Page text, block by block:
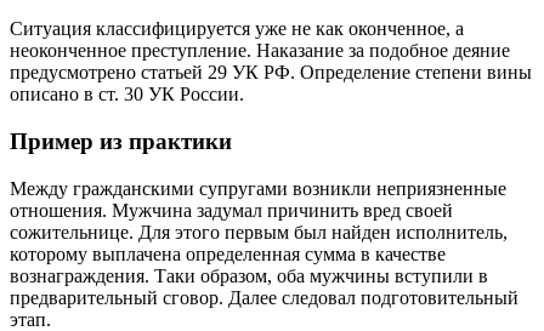
Ситуация классифицируется уже не как оконченное, а
неоконченное преступление. Наказание за подобное деяние
предусмотрено статьей 29 УК РФ. Определение степени вины
описано в ст. 30 УК России.
Пример из практики
Между гражданскими супругами возникли неприязненные
отношения. Мужчина задумал причинить вред своей
сожительнице. Для этого первым был найден исполнитель,
которому выплачена определенная сумма в качестве
вознаграждения. Таки образом, оба мужчины вступили в
предварительный сговор. Далее следовал подготовительный
этап.